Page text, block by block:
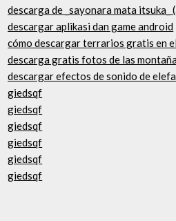
descarga de _sayonara mata itsuka_
descargar aplikasi dan game android
cómo descargar terrarios gratis en
descarga gratis fotos de las
descargar efectos de sonido de
giedsqf
giedsqf
giedsqf
giedsqf
giedsqf
giedsqf